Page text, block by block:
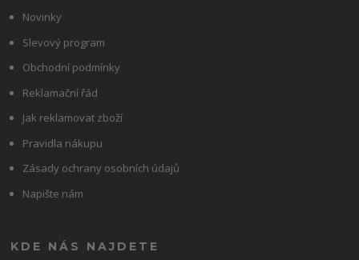
Novinky
Slevový program
Obchodní podmínky
Reklamační řád
Jak reklamovat zboží
Pravidla nákupu
Zásady ochrany osobních údajů
Napište nám
KDE NÁS NAJDETE